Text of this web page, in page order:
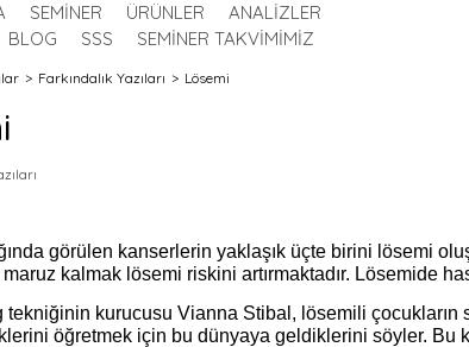
SEMİNER ÜRÜNLER
ANALİZLER
BLOG SSS SEMİNER TAKVİMİMİZ
Farkındalık Yazıları Lösemi
görülen kanserlerin yaklaşık üçte birini lösemi
kalmak lösemi riskini artırmaktadır. Lösemide
tekniğinin kurucusu Vianna Stibal, lösemili
öğretmek için bu dünyaya geldiklerini söyler. Bu